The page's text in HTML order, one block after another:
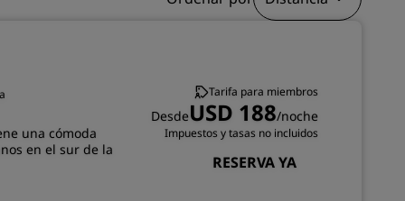
una cómoda
en el sur de la
Tarifa para miembros
DesdeUSD 188/noche
Impuestos y tasas no incluidos
RESERVA YA